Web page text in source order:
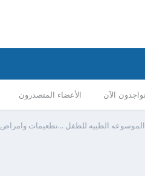
الآن الأعضاء المتصدرون
الموسوعه الطبيه للطفل ...تطعيمات وامراض